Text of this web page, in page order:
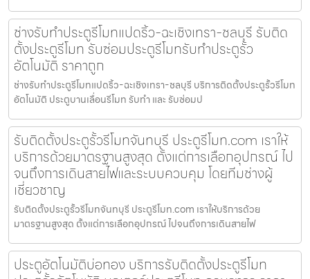
ช่างรับทำประตูรีโมทแปดริ้ว-ฉะเชิงเทรา-ชลบุรี รับติด
ตั้งประตูรีโมท รับซ่อมประตูรีโมทรับทำประตูรั้ว
อัตโนมัติ ราคาถูก
ช่างรับทำประตูรีโมทแปดริ้ว-ฉะเชิงเทรา-ชลบุรี บริการติดตั้งประตูรั้วรีโมท
อัตโนมัติ ประตูบานเลื่อนรีโมท รับทำ และ รับซ่อมป
รับติดตั้งประตูรั้วรีโมทจันทบุรี ประตูรีโมท.com เราให้
บริการด้วยมาตรฐานสูงสุด ตั้งแต่การเลือกอุปกรณ์ ไป
จนถึงการเดินสายไฟและระบบควบคุม โดยทีมช่างผู้
เชี่ยวชาญ
รับติดตั้งประตูรั้วรีโมทจันทบุรี ประตูรีโมท.com เราให้บริการด้วย
มาตรฐานสูงสุด ตั้งแต่การเลือกอุปกรณ์ ไปจนถึงการเดินสายไฟ
ประตูอัตโนมัติบ่อทอง บริการรับติดตั้งประตูรีโมท